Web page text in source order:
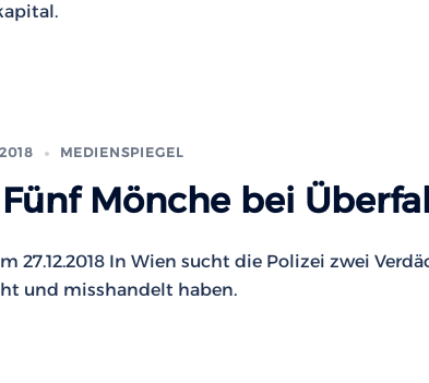
MEDIENSPIEGEL
Mönche bei
27.12.2018 In Wien sucht die Polizei zwei
und misshandelt haben.